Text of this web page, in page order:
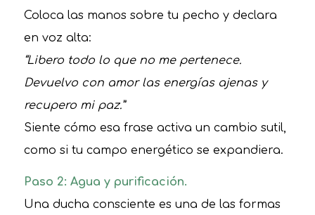
Coloca las manos sobre tu pecho y declara
en voz alta:
“Libero todo lo que no me pertenece.
Devuelvo con amor las energías ajenas y
recupero mi paz.”
Siente cómo esa frase activa un cambio sutil,
como si tu campo energético se expandiera.
Paso 2: Agua y purificación.
Una ducha consciente es una de las formas